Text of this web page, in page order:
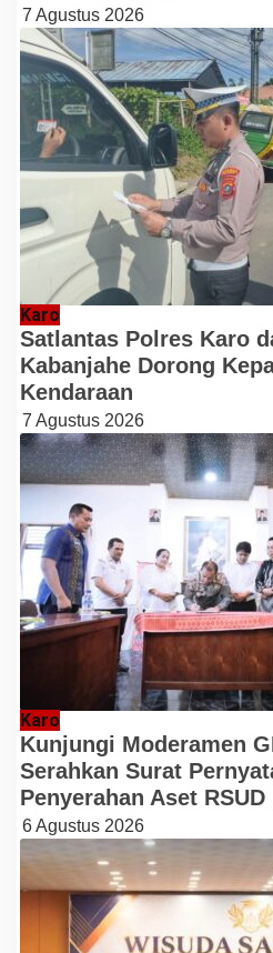
7 Agustus 2026
Karo
Satlantas Polres Karo
Kabanjahe Dorong
Kendaraan
7 Agustus 2026
Karo
Kunjungi Moderamen
Serahkan Surat
Penyerahan Aset
6 Agustus 2026